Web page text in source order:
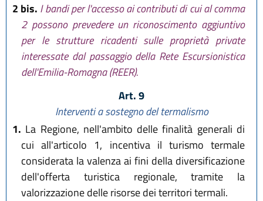
2 bis. I bandi per l'accesso ai contributi di cui al comma
2 possono prevedere un riconoscimento aggiuntivo
per le strutture ricadenti sulle proprietà private
interessate dal passaggio della Rete Escursionistica
dell'Emilia-Romagna (REER).
Art. 9
Interventi a sostegno del termalismo
1. La Regione, nell'ambito delle finalità generali di
cui all'articolo 1, incentiva il turismo termale
considerata la valenza ai fini della diversificazione
dell'offerta turistica regionale, tramite la
valorizzazione delle risorse dei territori termali.